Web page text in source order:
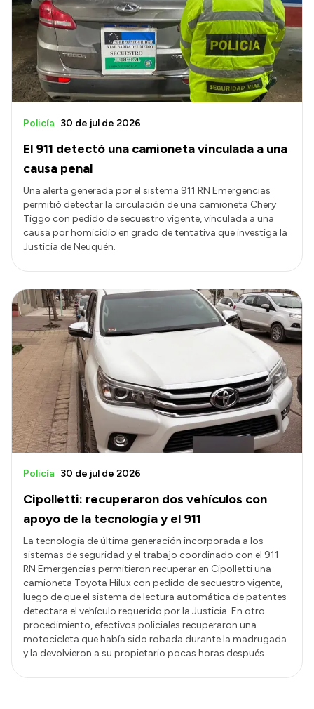
El 911 detectó una camioneta vinculada a una
causa penal
Policía 30 de jul de 2026
Una alerta generada por el sistema 911 RN Emergencias
permitió detectar la circulación de una camioneta Chery
Tiggo con pedido de secuestro vigente, vinculada a una
causa por homicidio en grado de tentativa que investiga la
Justicia de Neuquén.
Cipolletti: recuperaron dos vehículos con
apoyo de la tecnología y el 911
Policía 30 de jul de 2026
La tecnología de última generación incorporada a los
sistemas de seguridad y el trabajo coordinado con el 911
RN Emergencias permitieron recuperar en Cipolletti una
camioneta Toyota Hilux con pedido de secuestro vigente,
luego de que el sistema de lectura automática de patentes
detectara el vehículo requerido por la Justicia. En otro
procedimiento, efectivos policiales recuperaron una
motocicleta que había sido robada durante la madrugada
y la devolvieron a su propietario pocas horas después.